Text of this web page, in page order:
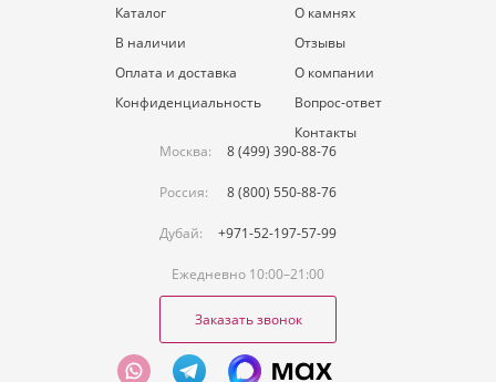
Каталог
В наличии
Оплата и доставка
Конфиденциальность
О камнях
Отзывы
О компании
Вопрос-ответ
Контакты
Москва:
8 (499) 390-88-76
Россия: 8 (800) 550-88-76
Дубай: +971-52-197-57-99
Ежедневно 10:00–21:00
Заказать звонок